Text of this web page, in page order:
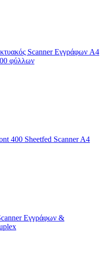
Scanner Εγγράφων A4
φύλλων
400 Sheetfed Scanner A4
Εγγράφων &